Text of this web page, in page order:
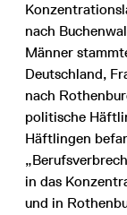
nach
Männer
Deutschland,
nach
politische
Häftlingen
in das
und in